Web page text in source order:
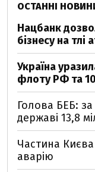
ОСТАННІ
Нацбанк
бізнесу на тлі
Україна
флоту РФ та
Голова БЕБ: за
державі 13,8
Частина
аварію